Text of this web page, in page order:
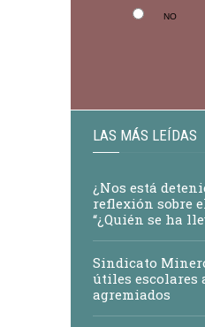
NO
LAS MÁS LEÍDAS
¿Nos está
reflexión sobre
“¿Quién se ha
Sindicato
útiles escolares
agremiados